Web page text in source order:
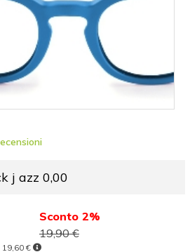
j azz 0,00
Sconto 2%
19,90 €
19,60 €